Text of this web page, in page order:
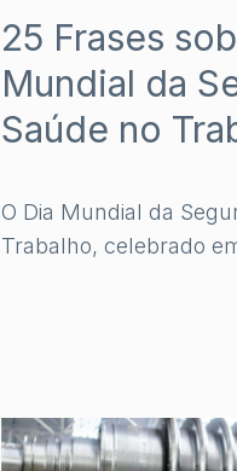
25 Frases
Mundial da
Saúde no
O Dia Mundial da
Trabalho, celebrado